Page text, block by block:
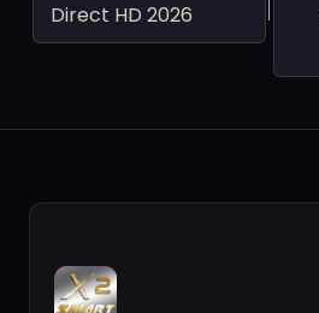
Direct HD 2026